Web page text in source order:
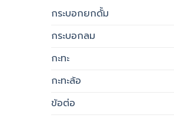
กระบอกยกดั้ม
กระบอกลม
กะทะ
กะทะล้อ
ข้อต่อ